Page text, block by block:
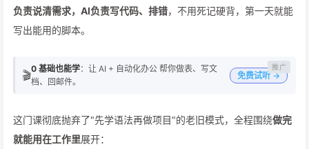
负责说清需求，AI负责写代码、排错，不用死记硬背，第一天就能
写出能用的脚本。
🎬0 基础也能学：让 AI + 自动化办公 帮你做表、写文
档、回邮件。
免费试听 →
这门课彻底抛弃了"先学语法再做项目"的老旧模式，全程围绕做完
就能用在工作里展开：